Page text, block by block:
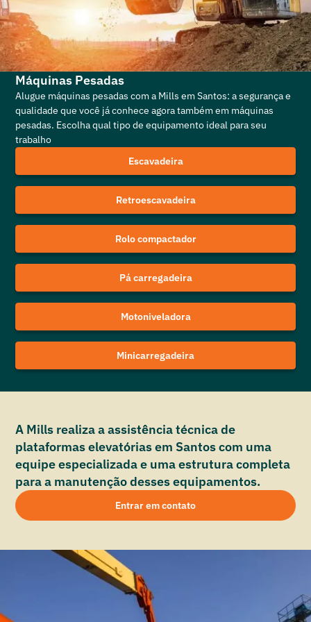
Máquinas Pesadas
Alugue máquinas pesadas com a Mills em Santos: a segurança e
qualidade que você já conhece agora também em máquinas
pesadas. Escolha qual tipo de equipamento ideal para seu
trabalho
Escavadeira
Retroescavadeira
Rolo compactador
Pá carregadeira
Motoniveladora
Minicarregadeira
A Mills realiza a assistência técnica de
plataformas elevatórias em Santos com uma
equipe especializada e uma estrutura completa
para a manutenção desses equipamentos.
Entrar em contato